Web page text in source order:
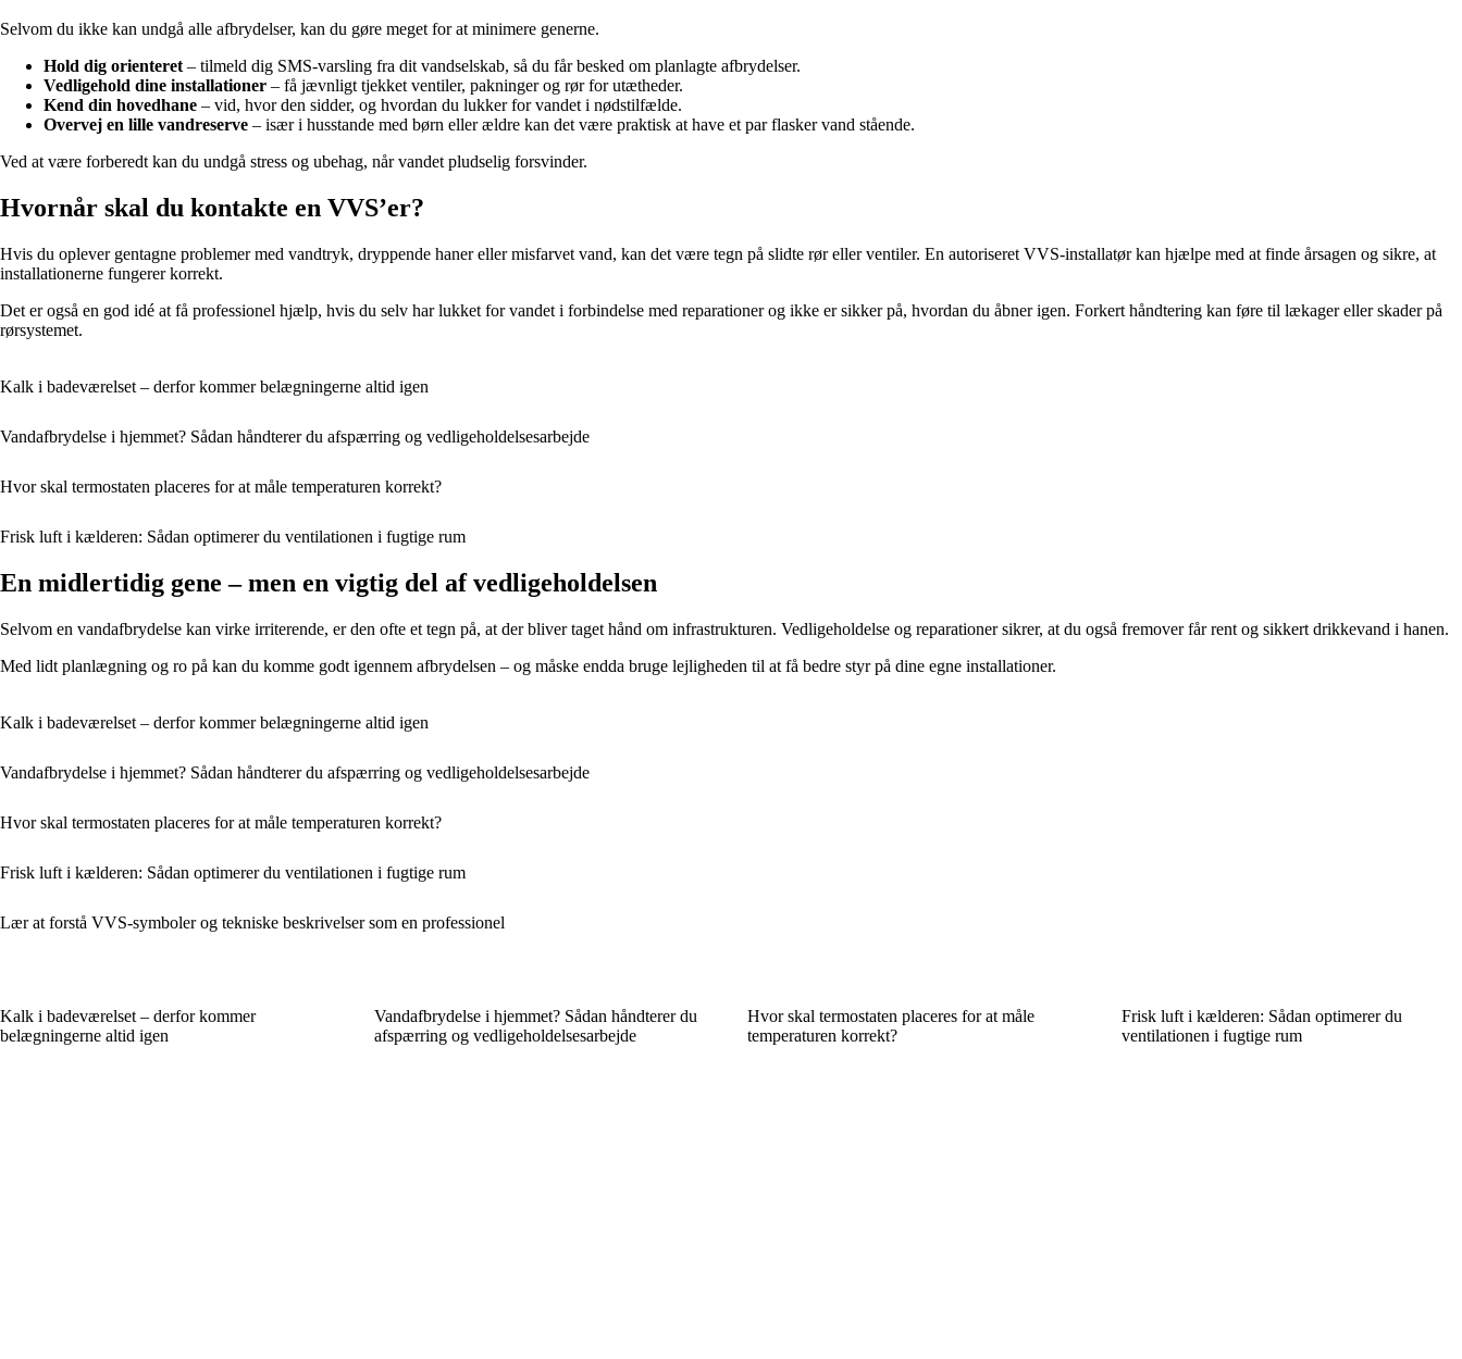
Selvom du ikke kan undgå alle afbrydelser, kan du gøre meget for at minimere generne.
Hold dig orienteret – tilmeld dig SMS-varsling fra dit vandselskab, så du får besked om planlagte afbrydelser.
Vedligehold dine installationer – få jævnligt tjekket ventiler, pakninger og rør for utætheder.
Kend din hovedhane – vid, hvor den sidder, og hvordan du lukker for vandet i nødstilfælde.
Overvej en lille vandreserve – især i husstande med børn eller ældre kan det være praktisk at have et par flasker vand stående.
Ved at være forberedt kan du undgå stress og ubehag, når vandet pludselig forsvinder.
Hvornår skal du kontakte en VVS’er?
Hvis du oplever gentagne problemer med vandtryk, dryppende haner eller misfarvet vand, kan det være tegn på slidte rør eller ventiler. En autoriseret VVS-installatør kan hjælpe med at finde årsagen og sikre, at
installationerne fungerer korrekt.
Det er også en god idé at få professionel hjælp, hvis du selv har lukket for vandet i forbindelse med reparationer og ikke er sikker på, hvordan du åbner igen. Forkert håndtering kan føre til lækager eller skader på
rørsystemet.
Kalk i badeværelset – derfor kommer belægningerne altid igen
Vandafbrydelse i hjemmet? Sådan håndterer du afspærring og vedligeholdelsesarbejde
Hvor skal termostaten placeres for at måle temperaturen korrekt?
Frisk luft i kælderen: Sådan optimerer du ventilationen i fugtige rum
En midlertidig gene – men en vigtig del af vedligeholdelsen
Selvom en vandafbrydelse kan virke irriterende, er den ofte et tegn på, at der bliver taget hånd om infrastrukturen. Vedligeholdelse og reparationer sikrer, at du også fremover får rent og sikkert drikkevand i hanen.
Med lidt planlægning og ro på kan du komme godt igennem afbrydelsen – og måske endda bruge lejligheden til at få bedre styr på dine egne installationer.
Kalk i badeværelset – derfor kommer belægningerne altid igen
Vandafbrydelse i hjemmet? Sådan håndterer du afspærring og vedligeholdelsesarbejde
Hvor skal termostaten placeres for at måle temperaturen korrekt?
Frisk luft i kælderen: Sådan optimerer du ventilationen i fugtige rum
Lær at forstå VVS-symboler og tekniske beskrivelser som en professionel
Kalk i badeværelset – derfor kommer
belægningerne altid igen
Vandafbrydelse i hjemmet? Sådan håndterer du
afspærring og vedligeholdelsesarbejde
Hvor skal termostaten placeres for at måle
temperaturen korrekt?
Frisk luft i kælderen: Sådan optimerer du
ventilationen i fugtige rum